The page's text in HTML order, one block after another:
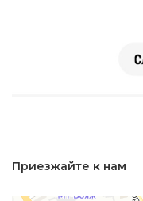
Приезжайте к нам